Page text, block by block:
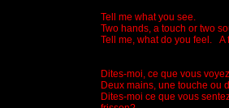
Tell me what you see.
Two hands, a touch or two
Tell me, what do you feel.
A
Dites-moi, ce que vous
Deux mains, une touche ou
Dites-moi ce que vous